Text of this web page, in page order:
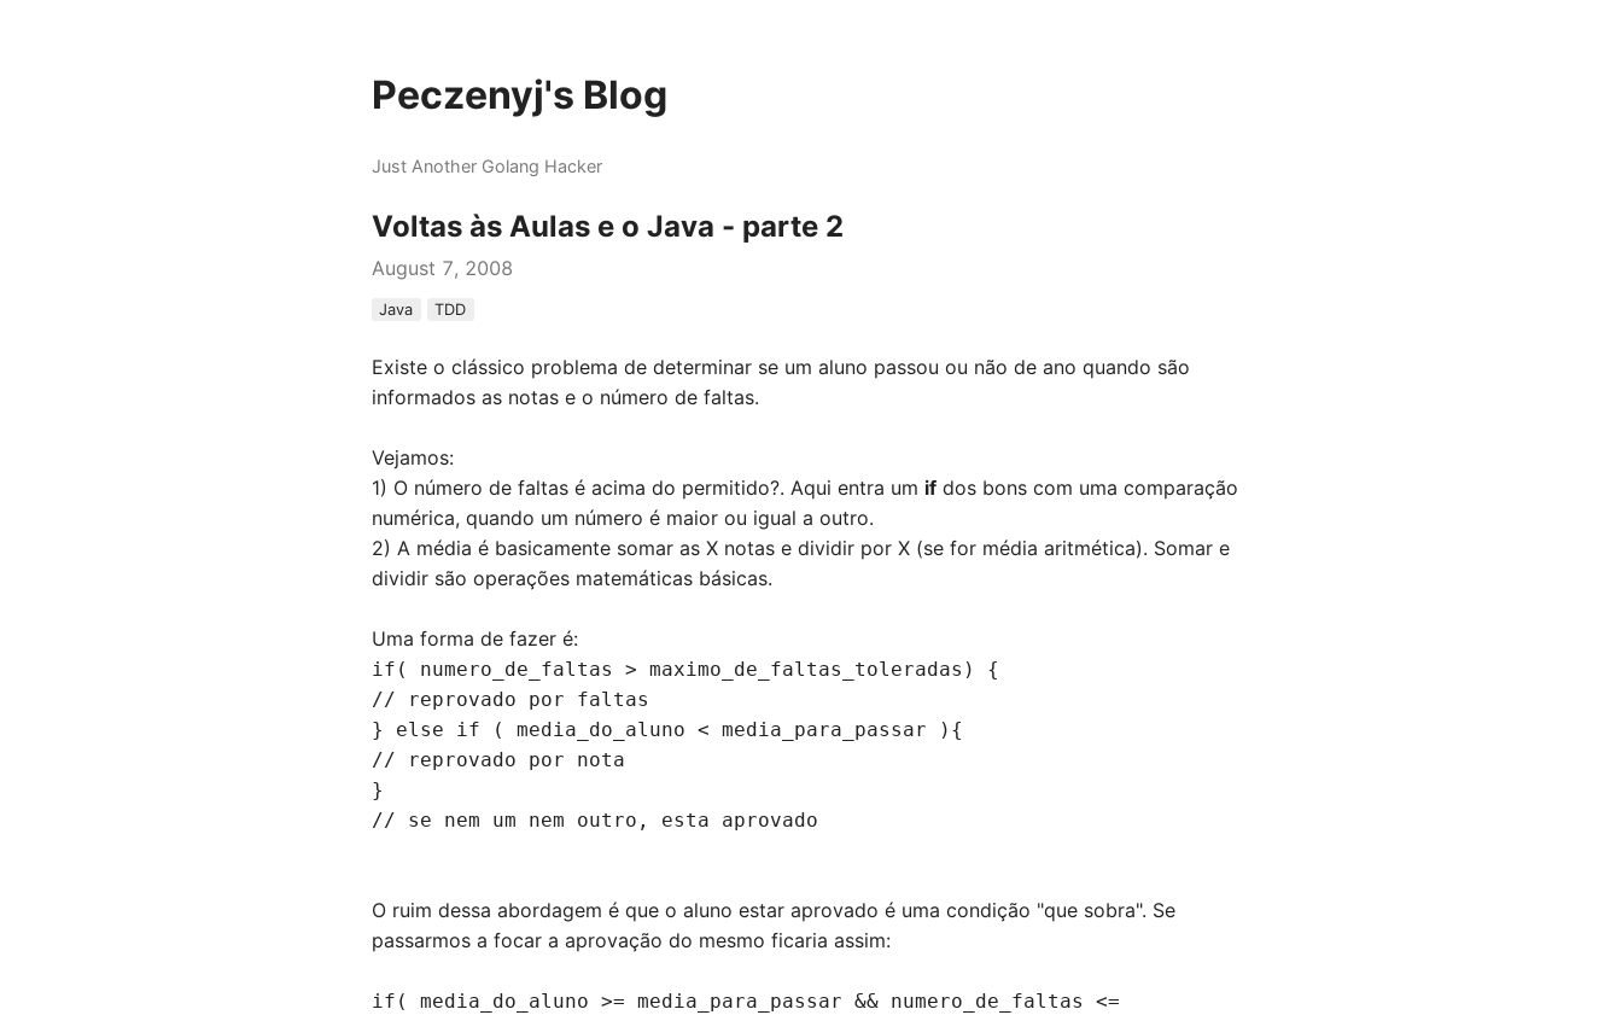
Peczenyj's Blog
Just Another Golang Hacker
Voltas às Aulas e o Java - parte 2
August 7, 2008
Java TDD
Existe o clássico problema de determinar se um aluno passou ou não de ano quando são
informados as notas e o número de faltas.
Vejamos:
1) O número de faltas é acima do permitido?. Aqui entra um if dos bons com uma comparação
numérica, quando um número é maior ou igual a outro.
2) A média é basicamente somar as X notas e dividir por X (se for média aritmética). Somar e
dividir são operações matemáticas básicas.
Uma forma de fazer é:
if( numero_de_faltas > maximo_de_faltas_toleradas) {
// reprovado por faltas
} else if ( media_do_aluno < media_para_passar ){
// reprovado por nota
}
// se nem um nem outro, esta aprovado
O ruim dessa abordagem é que o aluno estar aprovado é uma condição "que sobra". Se
passarmos a focar a aprovação do mesmo ficaria assim:
if( media_do_aluno >= media_para_passar && numero_de_faltas <=